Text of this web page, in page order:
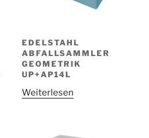
EDELSTAHL
ABFALLSAMMLER
GEOMETRIK
UP+AP14L
Weiterlesen